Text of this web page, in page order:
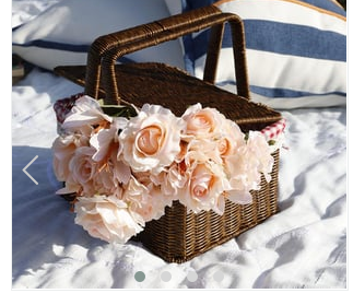
İndirim
%5İndirim